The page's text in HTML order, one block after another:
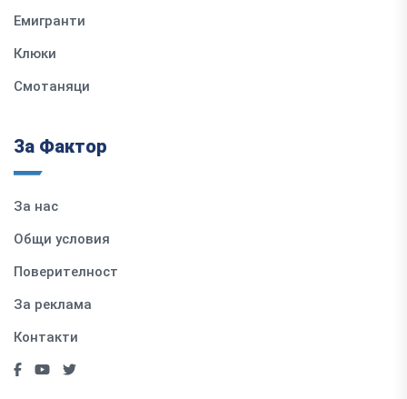
Емигранти
Клюки
Смотаняци
За Фактор
За нас
Общи условия
Поверителност
За реклама
Контакти